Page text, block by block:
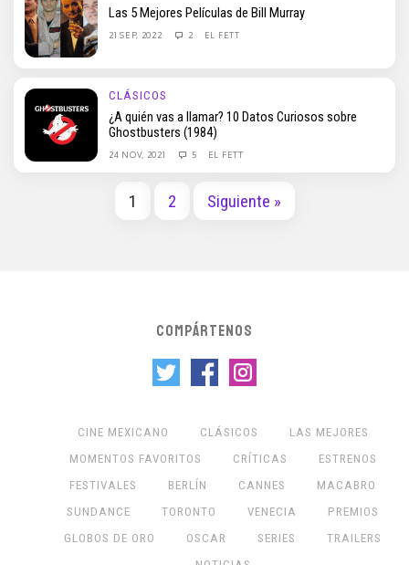
Las 5 Mejores Películas de Bill Murray
21 SEP, 2022 2 EL FETT
CLÁSICOS
¿A quién vas a llamar? 10 Datos Curiosos sobre
Ghostbusters (1984)
24 NOV, 2021 5 EL FETT
1 2 Siguiente »
COMPÁRTENOS
CINE MEXICANO CLÁSICOS
LAS MEJORES
MOMENTOS FAVORITOS
CRÍTICAS
ESTRENOS
FESTIVALES
BERLÍN CANNES
MACABRO
SUNDANCE
TORONTO VENECIA
PREMIOS
GLOBOS DE ORO
OSCAR SERIES
TRAILERS